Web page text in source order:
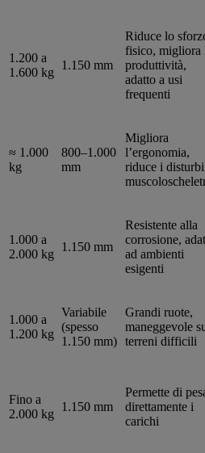
1.200 a
1.600 kg
1.150 mm
Riduce lo
fisico, migliora
produttività,
adatto a usi
frequenti
≈ 1.000
kg
800–1.000
mm
Migliora
l’ergonomia,
riduce i disturbi
1.000 a
2.000 kg
1.150 mm
Resistente alla
corrosione,
ad ambienti
esigenti
1.000 a
1.200 kg
Variabile
(spesso
1.150 mm)
Grandi ruote,
maneggevole
terreni difficili
Fino a
2.000 kg
1.150 mm
Permette di
direttamente i
carichi